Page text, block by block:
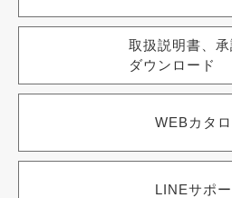
取扱説明書、
ダウンロード
WEBカタ
LINEサポー